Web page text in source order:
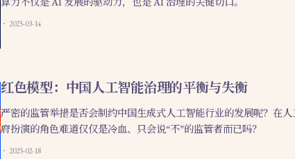
2025-03-14
红色模型：中国人工智能治理的平衡与失衡
严密的监管举措是否会制约中国生成式人工智能行业的发展呢？在
府扮演的角色难道仅仅是冷血、只会说“不”的监管者而已吗？
2025-02-18